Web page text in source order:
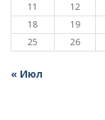
11
12
18
19
25
26
« Июл